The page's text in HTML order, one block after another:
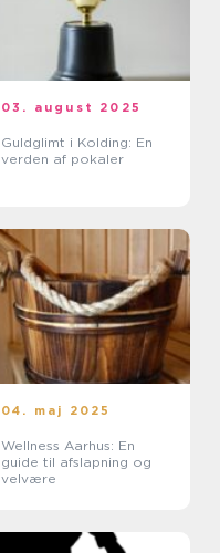
03. august 2025
Guldglimt i Kolding: En
verden af pokaler
04. maj 2025
Wellness Aarhus: En
guide til afslapning og
velvære